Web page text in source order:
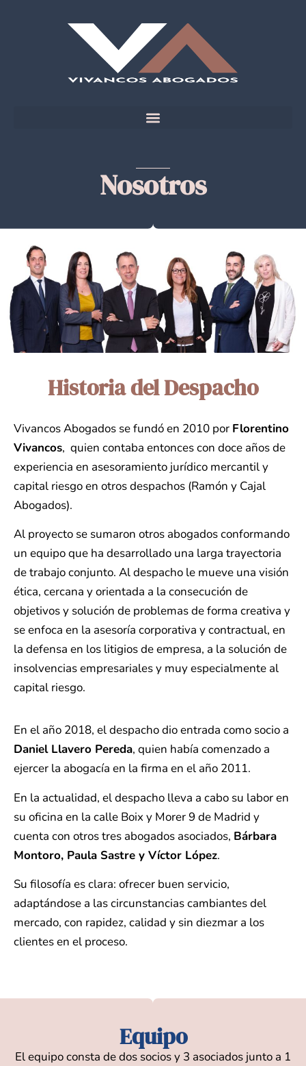
Nosotros
Historia del Despacho
Vivancos Abogados se fundó en 2010 por Florentino
Vivancos, quien contaba entonces con doce años de
experiencia en asesoramiento jurídico mercantil y
capital riesgo en otros despachos (Ramón y Cajal
Abogados).
Al proyecto se sumaron otros abogados conformando
un equipo que ha desarrollado una larga trayectoria
de trabajo conjunto. Al despacho le mueve una visión
ética, cercana y orientada a la consecución de
objetivos y solución de problemas de forma creativa y
se enfoca en la asesoría corporativa y contractual, en
la defensa en los litigios de empresa, a la solución de
insolvencias empresariales y muy especialmente al
capital riesgo.
En el año 2018, el despacho dio entrada como socio a
Daniel Llavero Pereda, quien había comenzado a
ejercer la abogacía en la firma en el año 2011.
En la actualidad, el despacho lleva a cabo su labor en
su oficina en la calle Boix y Morer 9 de Madrid y
cuenta con otros tres abogados asociados, Bárbara
Montoro, Paula Sastre y Víctor López.
Su filosofía es clara: ofrecer buen servicio,
adaptándose a las circunstancias cambiantes del
mercado, con rapidez, calidad y sin diezmar a los
clientes en el proceso.
Equipo
El equipo consta de dos socios y 3 asociados junto a 1